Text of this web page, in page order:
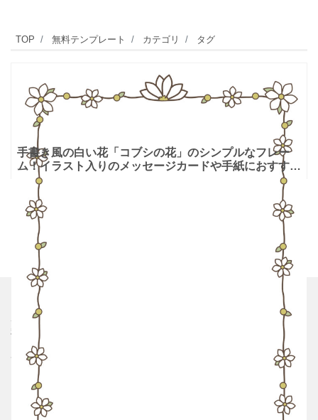
TOP 無料テンプレート カテゴリ タグ
手書き風の白い花「コブシの花」のシンプルなフレー
ム！イラスト入りのメッセージカードや手紙におすすめ
の素材となります。透過PNGで透過されている素材も
利用可能なの
ホーム
利用規約
プライバシーポリシー
サイト運営者
お問い合わせ
シムム
ブレラブ